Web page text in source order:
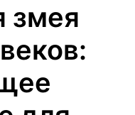
змея